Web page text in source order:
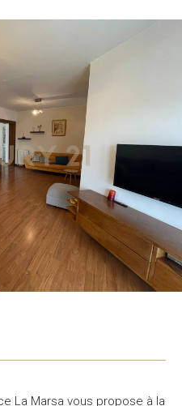
La Marsa vous propose à la